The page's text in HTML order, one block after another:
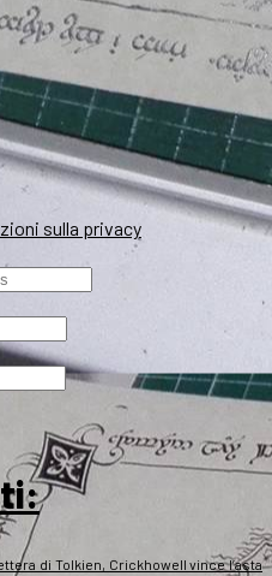
sulla privacy
di Tolkien, Crickhowell vince l’asta